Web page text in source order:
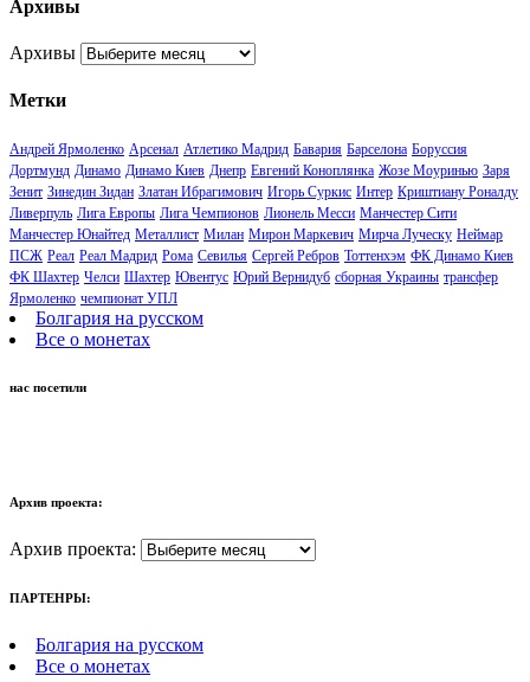
Архивы
Архивы
Метки
Андрей Ярмоленко Арсенал Атлетико Мадрид Бавария Барселона Боруссия
Дортмунд Динамо Динамо Киев Днепр Евгений Коноплянка Жозе Моуринью Заря
Зенит Зинедин Зидан Златан Ибрагимович Игорь Суркис Интер Криштиану Роналду
Ливерпуль Лига Европы Лига Чемпионов Лионель Месси Манчестер Сити
Манчестер Юнайтед Металлист Милан Мирон Маркевич Мирча Луческу Неймар
ПСЖ Реал Реал Мадрид Рома Севилья Сергей Ребров Тоттенхэм ФК Динамо Киев
ФК Шахтер Челси Шахтер Ювентус Юрий Вернидуб сборная Украины трансфер
Ярмоленко чемпионат УПЛ
Болгария на русском
Все о монетах
нас посетили
Архив проекта:
Архив проекта:
ПАРТЕНРЫ:
Болгария на русском
Все о монетах